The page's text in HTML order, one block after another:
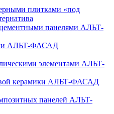
плитками «под
панелями АЛЬТ-
АЛЬТ-ФАСАД
элементами АЛЬТ-
керамики АЛЬТ-ФАСАД
панелей АЛЬТ-